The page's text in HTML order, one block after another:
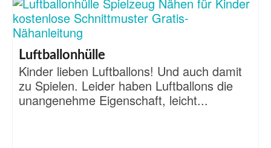
Luftballonhülle
Kinder lieben Luftballons! Und auch damit
zu Spielen. Leider haben Luftballons die
unangenehme Eigenschaft, leicht...